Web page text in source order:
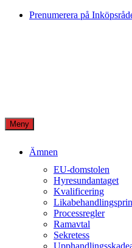
Skip
Prenumerera på
Meny
Ämnen
EU-domstolen
Hyresundantaget
Kvalificering
Processregler
Ramavtal
Sekretess